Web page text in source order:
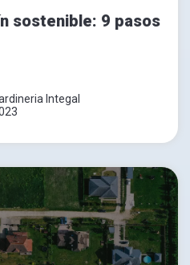
sostenible: 9 pasos
Integal